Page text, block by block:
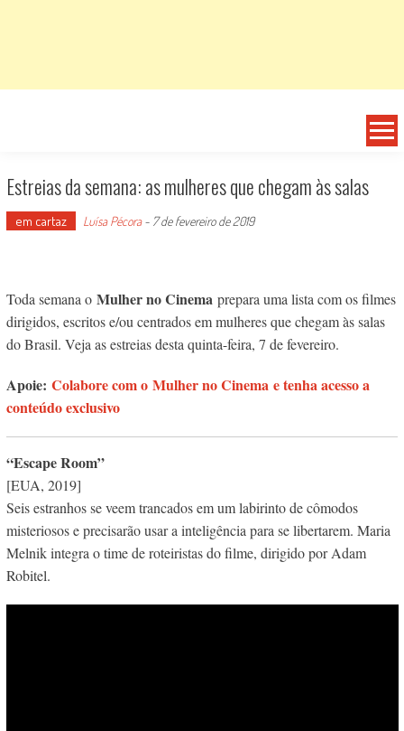
Estreias da semana: as mulheres que chegam às salas
em cartaz Luísa Pécora- 7 de fevereiro de 2019
Toda semana o Mulher no Cinema prepara uma lista com os filmes
dirigidos, escritos e/ou centrados em mulheres que chegam às salas
do Brasil. Veja as estreias desta quinta-feira, 7 de fevereiro.
Apoie: Colabore com o Mulher no Cinema e tenha acesso a
conteúdo exclusivo
“Escape Room”
[EUA, 2019]
Seis estranhos se veem trancados em um labirinto de cômodos
misteriosos e precisarão usar a inteligência para se libertarem. Maria
Melnik integra o time de roteiristas do filme, dirigido por Adam
Robitel.